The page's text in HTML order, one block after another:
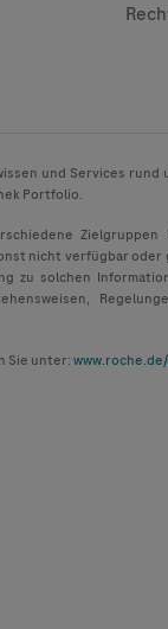
und Services rund
Portfolio.
Zielgruppen
nicht verfügbar
zu solchen
Sie unter: